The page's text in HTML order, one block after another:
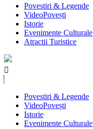
Povestiri & Legende
VideoPovești
Istorie
Evenimente Culturale
Atractii Turistice
Povestiri & Legende
VideoPovești
Istorie
Evenimente Culturale